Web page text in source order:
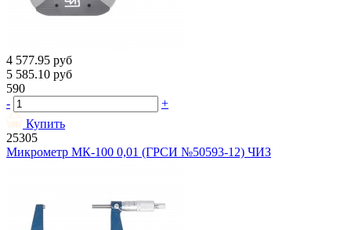
4 577.95 руб
5 585.10 руб
590
-
+
Купить
25305
Микрометр МК-100 0,01 (ГРСИ №50593-12) ЧИЗ